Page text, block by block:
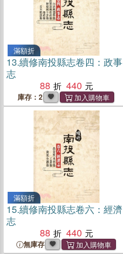
滿額折
13.續修南投縣志卷四：政事
志
88
440
庫存：2
滿額折
15.續修南投縣志卷六：經濟
志
88
440
無庫存